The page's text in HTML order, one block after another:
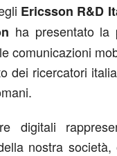
Ericsson R&D
ha presentato la
comunicazioni
dei ricercatori
digitali
nostra